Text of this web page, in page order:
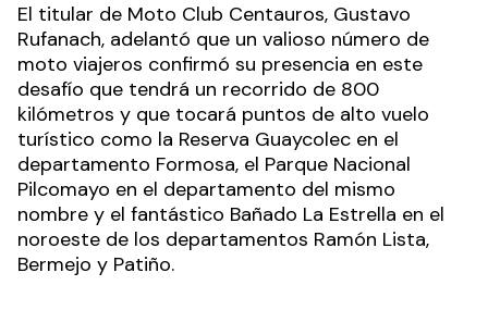
El titular de Moto Club Centauros, Gustavo
Rufanach, adelantó que un valioso número de
moto viajeros confirmó su presencia en este
desafío que tendrá un recorrido de 800
kilómetros y que tocará puntos de alto vuelo
turístico como la Reserva Guaycolec en el
departamento Formosa, el Parque Nacional
Pilcomayo en el departamento del mismo
nombre y el fantástico Bañado La Estrella en el
noroeste de los departamentos Ramón Lista,
Bermejo y Patiño.